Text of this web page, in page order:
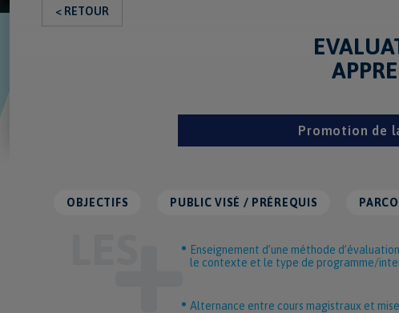
< RETOUR
Promotion de
OBJECTIFS PUBLIC VISÉ / PRÉREQUIS
Enseignement d’une méthode
le contexte et le type de programme/
Alternance entre cours magistraux et